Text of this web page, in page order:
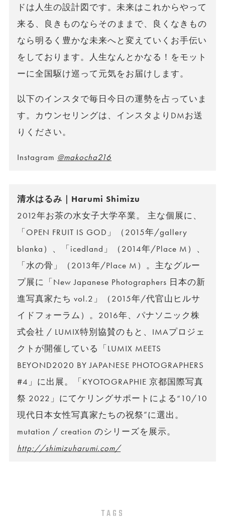
ドは人生の設計図です。未来はこれからやって
来る、良きものならそのままで、良くなきもの
なら明るく豊かな未来へと変えていくお手伝い
をしております。人生なんとかなる！をモット
ーに全国駆け巡って元気をお届けします。
以下のインスタで毎日今日の運勢を占っていま
す。カウンセリングは、インスタよりDMお送
りください。
Instagram @makocha216
清水はるみ｜Harumi Shimizu
2012年お茶の水女子大学卒業。 主な個展に、
「OPEN FRUIT IS GOD」（2015年/gallery
blanka）、「icedland」（2014年/Place M）、
「水の骨」（2013年/Place M）。主なグルー
プ展に「New Japanese Photographers 日本の新
進写真家たち vol.2」（2015年/代官山ヒルサ
イドフォーラム）。2016年、パナソニック株
式会社 / LUMIX特別協賛のもと、IMAプロジェ
クトが開催している「LUMIX MEETS
BEYOND2020 BY JAPANESE PHOTOGRAPHERS
#4」に出展。「KYOTOGRAPHIE 京都国際写真
祭 2022」にてケリングサポートによる“10/10
現代日本女性写真家たちの祝祭”に選出。
mutation / creation のシリーズを展示。
http://shimizuharumi.com/
TAGS